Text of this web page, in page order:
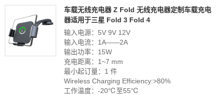
车载无线充电器 Z Fold 无线充电器定制车载充电
器适用于三星 Fold 3 Fold 4
输入电源：5V 9V 12V
输入电流：1A——2A
输出功率：15W
充电距离：1~7 mm
最小起订量：1 件
Wireless Charging Efficiency:>80%
工作温度：-20℃至55℃